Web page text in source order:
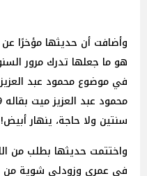
وأضافت أن حديثها مؤخرًا عن
هو ما جعلها تدرك مرور
في موضوع محمود عبد
سنتين ولا حاجة، ينهار
واختتمت حديثها بطلب من
في عمري وزودلي شوية من